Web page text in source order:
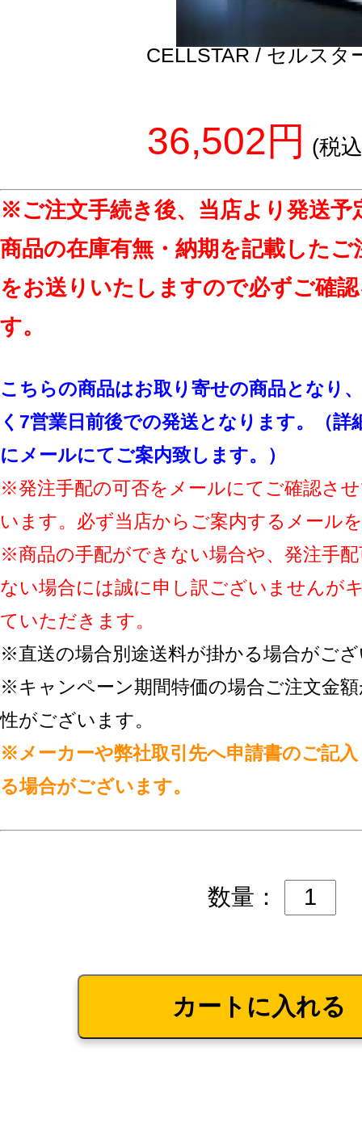
CELLSTAR / セルスタ
36,502円 (税
※ご注文手続き後、当店より発送予
商品の在庫有無・納期を記載したご
をお送りいたしますので必ずご確
す。
こちらの商品はお取り寄せの商品となり
く7営業日前後での発送となります。（詳
にメールにてご案内致します。）
※発注手配の可否をメールにてご確認さ
います。必ず当店からご案内するメール
※商品の手配ができない場合や、発注手
ない場合には誠に申し訳ございませんが
ていただきます。
※直送の場合別途送料が掛かる場合がご
※キャンペーン期間特価の場合ご注文金
性がございます。
※メーカーや弊社取引先へ申請書のご記
る場合がございます。
数量：